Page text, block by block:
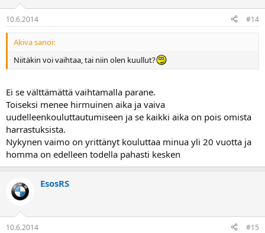
10.6.2014 #14
Akiva sanoi:
Niitäkin voi vaihtaa, tai niin olen kuullut?
Ei se välttämättä vaihtamalla parane.
Toiseksi menee hirmuinen aika ja vaiva
uudelleenkouluttautumiseen ja se kaikki aika on pois omista
harrastuksista.
Nykynen vaimo on yrittänyt kouluttaa minua yli 20 vuotta ja
homma on edelleen todella pahasti kesken
EsosRS
10.6.2014 #15